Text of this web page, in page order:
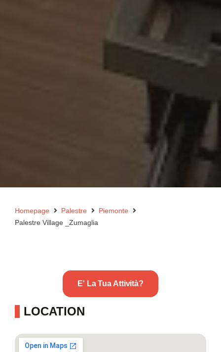
Homepage Palestre
Piemonte
Palestre Village _Zumaglia
E' La Tua Attività?
LOCATION